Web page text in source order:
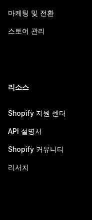
마케팅 및 전환
스토어 관리
리소스
Shopify 지원 센터
API 설명서
Shopify 커뮤니티
리서치